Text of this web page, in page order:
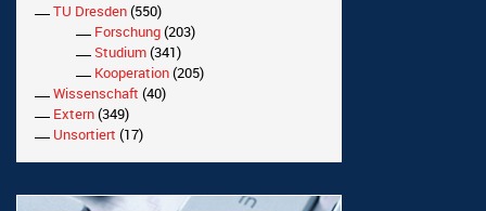
TU Dresden(550)
Forschung(203)
Studium(341)
Kooperation(205)
Wissenschaft (40)
Extern(349)
Unsortiert (17)